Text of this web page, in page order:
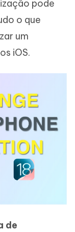
pode
o que
um
iOS.
de